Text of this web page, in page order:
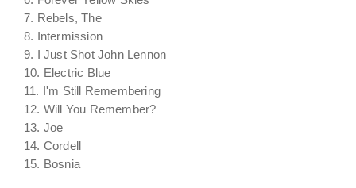
7. Rebels, The
8. Intermission
9. I Just Shot John Lennon
10. Electric Blue
11. I'm Still Remembering
12. Will You Remember?
13. Joe
14. Cordell
15. Bosnia